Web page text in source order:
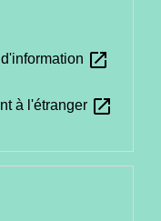
open_in_new
à l'étranger open_in_new